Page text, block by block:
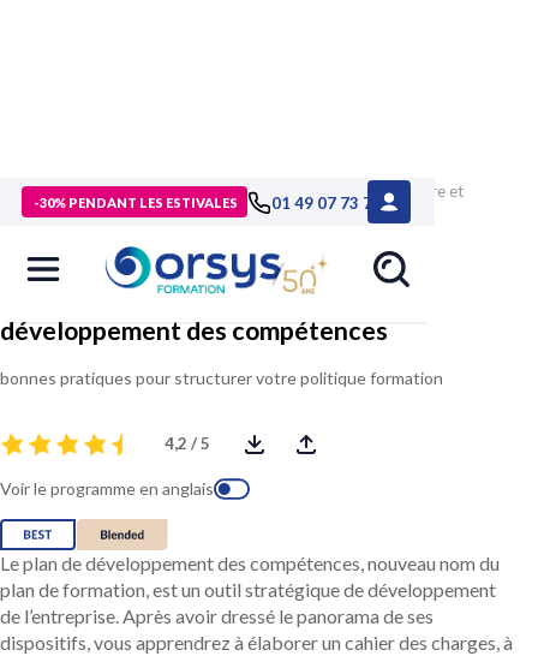
-30% PENDANT LES ESTIVALES 01 49 07 73 73
> Formations>Compétences métiers
Formation Construire et
piloter le plan de développement des compétences
Construire et piloter le plan de
développement des compétences
bonnes pratiques pour structurer votre politique formation
4,2 / 5
Voir le programme en anglais
Le plan de développement des compétences, nouveau nom du
plan de formation, est un outil stratégique de développement
de l’entreprise. Après avoir dressé le panorama de ses
dispositifs, vous apprendrez à élaborer un cahier des charges, à